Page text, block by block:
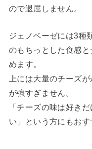
ので退屈しません。
ジェノベーゼには3種
のもちっとした食感
めます。
上には大量のチーズ
が強すぎません。
「チーズの味は好き
い」という方にもおす